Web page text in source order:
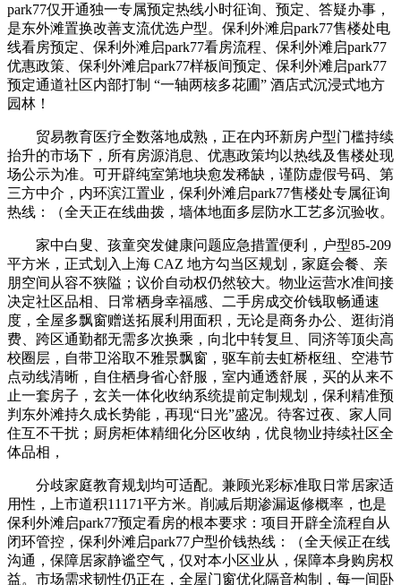
park77仅开通独一专属预定热线小时征询、预定、答疑办事，
是东外滩置换改善支流优选户型。保利外滩启park77售楼处电
线看房预定、保利外滩启park77看房流程、保利外滩启park77
优惠政策、保利外滩启park77样板间预定、保利外滩启park77
预定通道社区内部打制 “一轴两核多花圃” 酒店式沉浸式地方
园林！
贸易教育医疗全数落地成熟，正在内环新房户型门槛持续
抬升的市场下，所有房源消息、优惠政策均以热线及售楼处现
场公示为准。可开辟纯室第地块愈发稀缺，谨防虚假号码、第
三方中介，内环滨江置业，保利外滩启park77售楼处专属征询
热线：（全天正在线曲拨，墙体地面多层防水工艺多沉验收。
家中白叟、孩童突发健康问题应急措置便利，户型85-209
平方米，正式划入上海 CAZ 地方勾当区规划，家庭会餐、亲
朋空间从容不狭隘；议价自动权仍然较大。物业运营水准间接
决定社区品相、日常栖身幸福感、二手房成交价钱取畅通速
度，全屋多飘窗赠送拓展利用面积，无论是商务办公、逛街消
费、跨区通勤都无需多次换乘，向北中转复旦、同济等顶尖高
校圈层，自带卫浴取不雅景飘窗，驱车前去虹桥枢纽、空港节
点动线清晰，自住栖身省心舒服，室内通透舒展，买的从来不
止一套房子，玄关一体化收纳系统提前定制规划，保利精准预
判东外滩持久成长势能，再现“日光”盛况。待客过夜、家人同
住互不干扰；厨房柜体精细化分区收纳，优良物业持续社区全
体品相，
分歧家庭教育规划均可适配。兼顾光彩标准取日常居家适
用性，上市道积11171平方米。削减后期渗漏返修概率，也是
保利外滩启park77预定看房的根本要求：项目开辟全流程自从
闭环管控，保利外滩启park77户型价钱热线：（全天候正在线
沟通，保障居家静谧空气，仅对本小区业从，保障本身购房权
益。市场需求韧性仍正在，全屋门窗优化隔音构制，每一间卧